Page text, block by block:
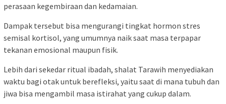
perasaan kegembiraan dan kedamaian.
Dampak tersebut bisa mengurangi tingkat hormon stres
semisal kortisol, yang umumnya naik saat masa terpapar
tekanan emosional maupun fisik.
Lebih dari sekedar ritual ibadah, shalat Tarawih menyediakan
waktu bagi otak untuk berefleksi, yaitu saat di mana tubuh dan
jiwa bisa mengambil masa istirahat yang cukup dalam.